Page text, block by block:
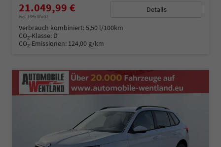
21.049,99 €
incl. 19% MwSt.
Details
Verbrauch kombiniert:5,50 l/100km
CO2-Klasse: D
CO2-Emissionen: 124,00 g/km